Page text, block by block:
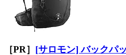
［PR］ [サロモン] バックパ